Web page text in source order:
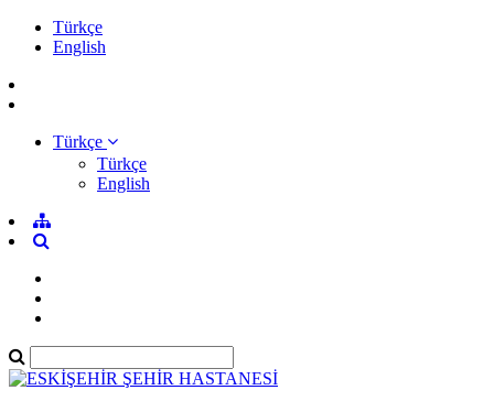
Türkçe
English
Türkçe
Türkçe
English